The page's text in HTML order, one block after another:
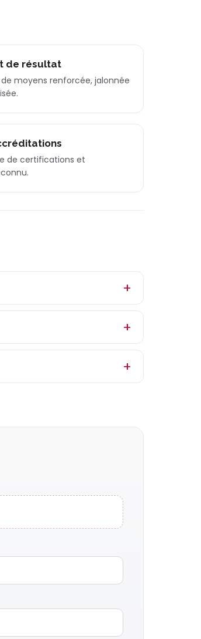
de résultat
moyens renforcée, jalonnée
de certifications et